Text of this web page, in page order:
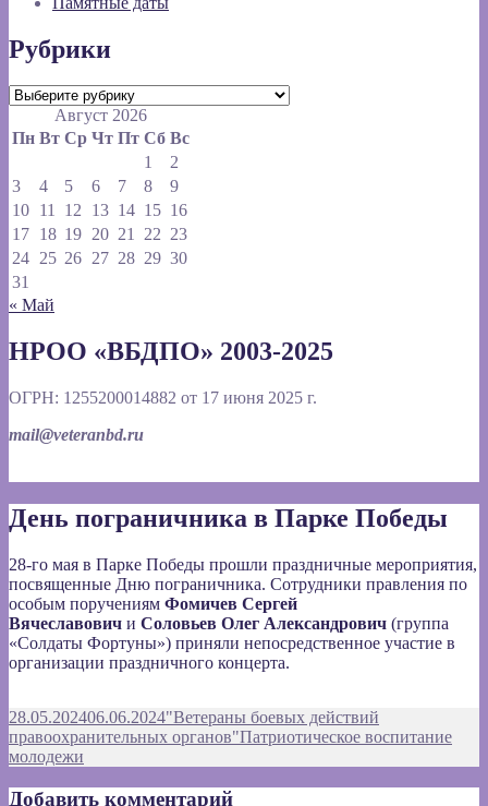
Рубрики
Рубрики
Август 2026
Пн Вт Ср Чт Пт Сб Вс
1
2
3
4 5 6 7 8
9
10 11 12 13 14 15 16
17 18 19 20 21 22 23
24 25 26 27 28 29 30
31
« Май
НРОО «ВБДПО» 2003-2025
ОГРН: 1255200014882 от 17 июня 2025 г.
mail@veteranbd.ru
День пограничника в Парке Победы
28-го мая в Парке Победы прошли праздничные мероприятия,
посвященные Дню пограничника. Сотрудники правления по
особым поручениям Фомичев Сергей
Вячеславович и Соловьев Олег Александрович (группа
«Солдаты Фортуны») приняли непосредственное участие в
организации праздничного концерта.
Опубликовано
28.05.202406.06.2024Автор
"Ветераны боевых действий
правоохранительных органов"Рубрики
Патриотическое воспитание
молодежи
Добавить комментарий